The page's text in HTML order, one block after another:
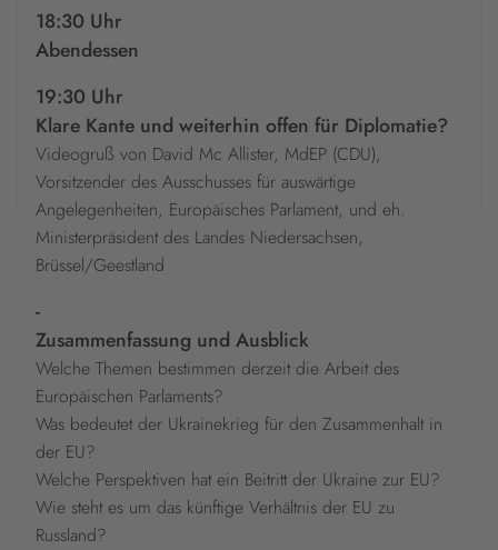
18:30 Uhr
Abendessen
19:30 Uhr
Klare Kante und weiterhin offen für Diplomatie?
Videogruß von David Mc Allister, MdEP (CDU),
Vorsitzender des Ausschusses für auswärtige
Angelegenheiten, Europäisches Parlament, und eh.
Ministerpräsident des Landes Niedersachsen,
Brüssel/Geestland
-
Zusammenfassung und Ausblick
Welche Themen bestimmen derzeit die Arbeit des
Europäischen Parlaments?
Was bedeutet der Ukrainekrieg für den Zusammenhalt in
der EU?
Welche Perspektiven hat ein Beitritt der Ukraine zur EU?
Wie steht es um das künftige Verhältnis der EU zu
Russland?